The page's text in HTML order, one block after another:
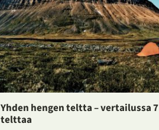
Yhden hengen teltta – vertailussa 7
telttaa